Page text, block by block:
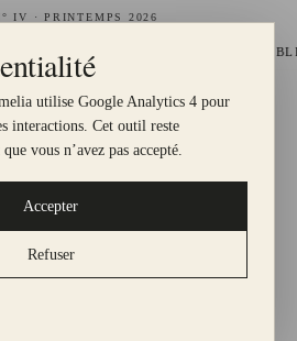
utilise Google Analytics 4 pour
interactions. Cet outil reste
vous n’avez pas accepté.
Accepter
Refuser
· PRINTEMPS 2026
POINT HYDRAFACIAL DISPONIBLE
PEAU
MÉDICALE